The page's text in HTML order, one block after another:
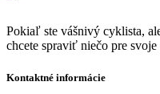
Pokiaľ ste vášnivý cyklista,
chcete spraviť niečo pre
Kontaktné informácie